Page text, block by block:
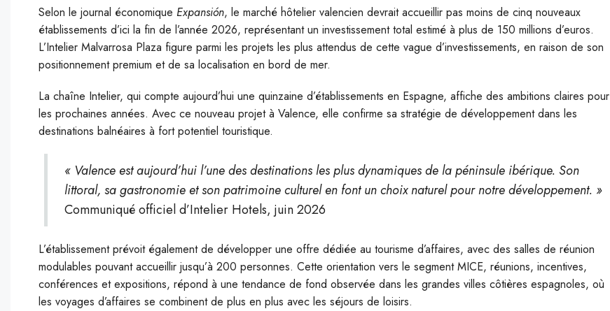
Selon le journal économique Expansión, le marché hôtelier valencien devrait accueillir pas moins de cinq nouveaux
établissements d’ici la fin de l’année 2026, représentant un investissement total estimé à plus de 150 millions d’euros.
L’Intelier Malvarrosa Plaza figure parmi les projets les plus attendus de cette vague d’investissements, en raison de son
positionnement premium et de sa localisation en bord de mer.
La chaîne Intelier, qui compte aujourd’hui une quinzaine d’établissements en Espagne, affiche des ambitions claires pour
les prochaines années. Avec ce nouveau projet à Valence, elle confirme sa stratégie de développement dans les
destinations balnéaires à fort potentiel touristique.
« Valence est aujourd’hui l’une des destinations les plus dynamiques de la péninsule ibérique. Son
littoral, sa gastronomie et son patrimoine culturel en font un choix naturel pour notre développement. »
Communiqué officiel d’Intelier Hotels, juin 2026
L’établissement prévoit également de développer une offre dédiée au tourisme d’affaires, avec des salles de réunion
modulables pouvant accueillir jusqu’à 200 personnes. Cette orientation vers le segment MICE, réunions, incentives,
conférences et expositions, répond à une tendance de fond observée dans les grandes villes côtières espagnoles, où
les voyages d’affaires se combinent de plus en plus avec les séjours de loisirs.